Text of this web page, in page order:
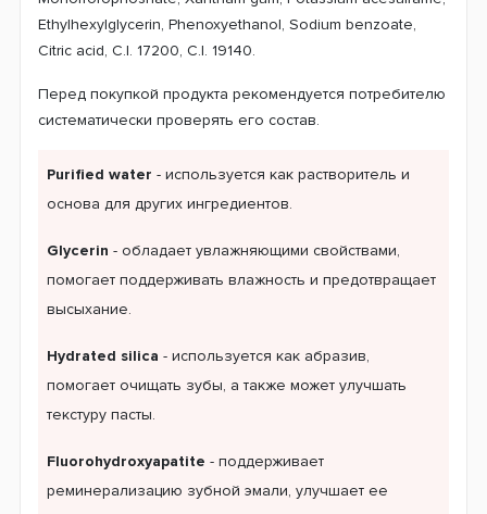
Ethylhexylglycerin, Phenoxyethanol, Sodium benzoate,
Citric acid, C.I. 17200, C.I. 19140.
Перед покупкой продукта рекомендуется потребителю
систематически проверять его состав.
Purified water - используется как растворитель и
основа для других ингредиентов.
Glycerin - обладает увлажняющими свойствами,
помогает поддерживать влажность и предотвращает
высыхание.
Hydrated silica - используется как абразив,
помогает очищать зубы, а также может улучшать
текстуру пасты.
Fluorohydroxyapatite - поддерживает
реминерализацию зубной эмали, улучшает ее